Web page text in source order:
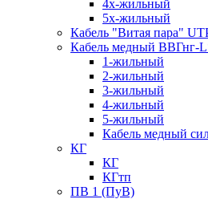
4х-жильный
5х-жильный
Кабель "Витая пара"
Кабель медный ВВГнг-
1-жильный
2-жильный
3-жильный
4-жильный
5-жильный
Кабель медный
КГ
КГ
КГтп
ПВ 1 (ПуВ)